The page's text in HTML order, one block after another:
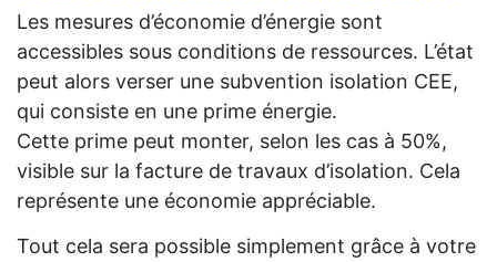
Les mesures d’économie d’énergie sont
accessibles sous conditions de ressources. L’état
peut alors verser une subvention isolation CEE,
qui consiste en une prime énergie.
Cette prime peut monter, selon les cas à 50%,
visible sur la facture de travaux d’isolation. Cela
représente une économie appréciable.
Tout cela sera possible simplement grâce à votre